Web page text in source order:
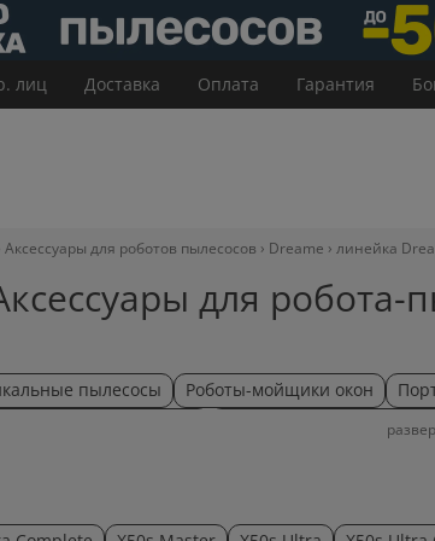
лиц Доставка Оплата Гарантия
Аксессуары для роботов пылесосов Dreame линейка
для робота-
пылесосы Роботы-мойщики окон
Аксессуары для